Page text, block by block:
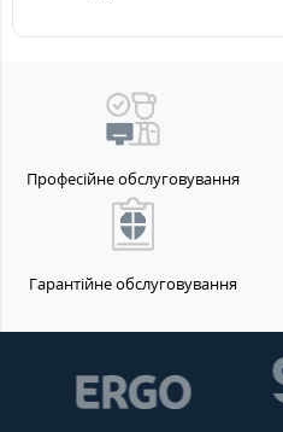
Професійне обслуговування
Гарантійне обслуговування